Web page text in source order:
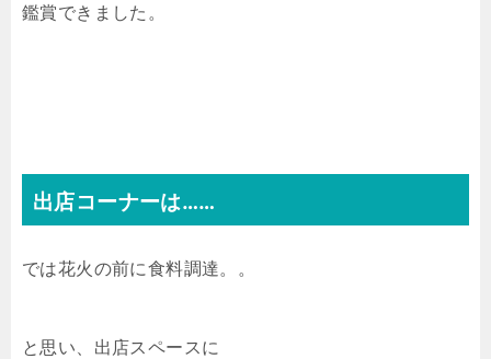
鑑賞できました。
出店コーナーは……
では花火の前に食料調達。。
と思い、出店スペースに